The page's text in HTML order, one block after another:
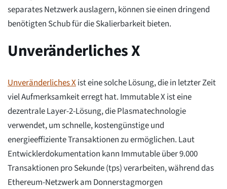
separates Netzwerk auslagern, können sie einen dringend
benötigten Schub für die Skalierbarkeit bieten.
Unveränderliches X
Unveränderliches Xist eine solche Lösung, die in letzter Zeit
viel Aufmerksamkeit erregt hat. Immutable X ist eine
dezentrale Layer-2-Lösung, die Plasmatechnologie
verwendet, um schnelle, kostengünstige und
energieeffiziente Transaktionen zu ermöglichen. Laut
Entwicklerdokumentation kann Immutable über 9.000
Transaktionen pro Sekunde (tps) verarbeiten, während das
Ethereum-Netzwerk am Donnerstagmorgen